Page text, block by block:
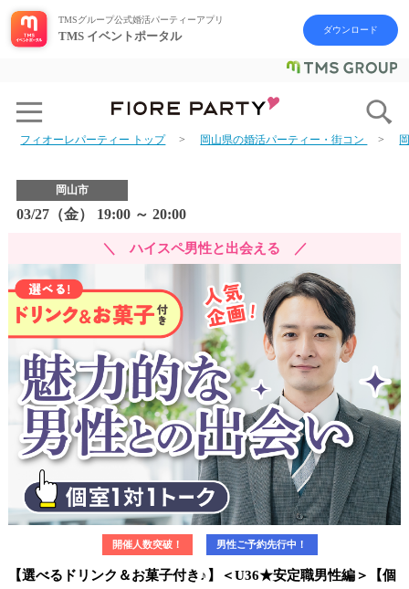
TMSグループ公式婚活パーティーアプリ
TMS イベントポータル ダウンロード
フィオーレパーティー トップ 岡山県の婚活パーティー・街コン
岡山市
03/27（金） 19:00 ～ 20:00
＼ ハイスペ男性と出会える ／
開催人数突破！ 男性ご予約先行中！
【選べるドリンク＆お菓子付き♪】＜U36★安定職男性編＞【個